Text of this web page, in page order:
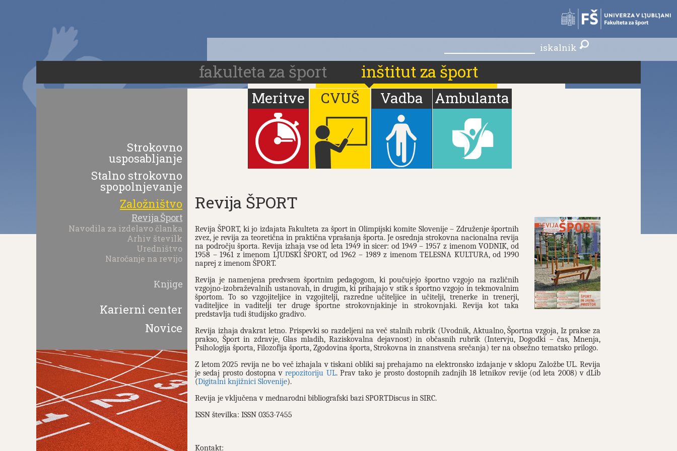
iskalnik
fakulteta za šport inštitut za šport
Strokovno
usposabljanje
Stalno strokovno
spopolnjevanje
Založništvo
Revija Šport
Navodila za izdelavo članka
Arhiv številk
Uredništvo
Naročanje na revijo
Knjige
Karierni center
Novice
Meritve CVUŠ Vadba Ambulanta
Revija ŠPORT
Revija ŠPORT, ki jo izdajata Fakulteta za šport in Olimpijski komite Slovenije – Združenje športnih
zvez, je revija za teoretična in praktična vprašanja športa. Je osrednja strokovna nacionalna revija
na področju športa. Revija izhaja vse od leta 1949 in sicer: od 1949 – 1957 z imenom VODNIK, od
1958 – 1961 z imenom LJUDSKI ŠPORT, od 1962 – 1989 z imenom TELESNA KULTURA, od 1990
naprej z imenom ŠPORT.
Revija je namenjena predvsem športnim pedagogom, ki poučujejo športno vzgojo na različnih
vzgojno-izobraževalnih ustanovah, in drugim, ki prihajajo v stik s športno vzgojo in tekmovalnim
športom. To so vzgojiteljice in vzgojitelji, razredne učiteljice in učitelji, trenerke in trenerji,
vaditeljice in vaditelji ter druge športne strokovnjakinje in strokovnjaki. Revija kot taka
predstavlja tudi študijsko gradivo.
Revija izhaja dvakrat letno. Prispevki so razdeljeni na več stalnih rubrik (Uvodnik, Aktualno, Športna vzgoja, Iz prakse za
prakso, Šport in zdravje, Glas mladih, Raziskovalna dejavnost) in občasnih rubrik (Intervju, Dogodki – čas, Mnenja,
Psihologija športa, Filozofija športa, Zgodovina športa, Strokovna in znanstvena srečanja) ter na obsežno tematsko prilogo.
Z letom 2025 revija ne bo več izhajala v tiskani obliki saj prehajamo na elektronsko izdajanje v sklopu Založbe UL. Revija
je sedaj prosto dostopna vrepozitoriju UL. Prav tako je prosto dostopnih zadnjih 18 letnikov revije (od leta 2008) v dLib
(Digitalni knjižnici Slovenije).
Revija je vključena v mednarodni bibliografski bazi SPORTDiscus in SIRC.
ISSN številka: ISSN 0353-7455
Kontakt: